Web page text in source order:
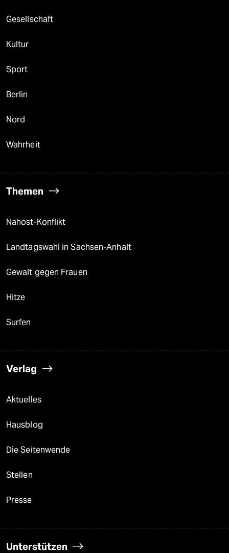
Gesellschaft
Kultur
Sport
Berlin
Nord
Wahrheit
Themen
Nahost-Konflikt
Landtagswahl in Sachsen-Anhalt
Gewalt gegen Frauen
Hitze
Surfen
Verlag
Aktuelles
Hausblog
Die Seitenwende
Stellen
Presse
Unterstützen